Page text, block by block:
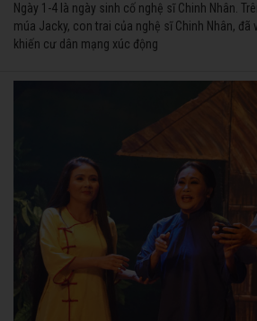
Ngày 1-4 là ngày sinh cố nghệ sĩ Chinh Nhân.
múa Jacky, con trai của nghệ sĩ Chinh Nhân,
khiến cư dân mạng xúc động